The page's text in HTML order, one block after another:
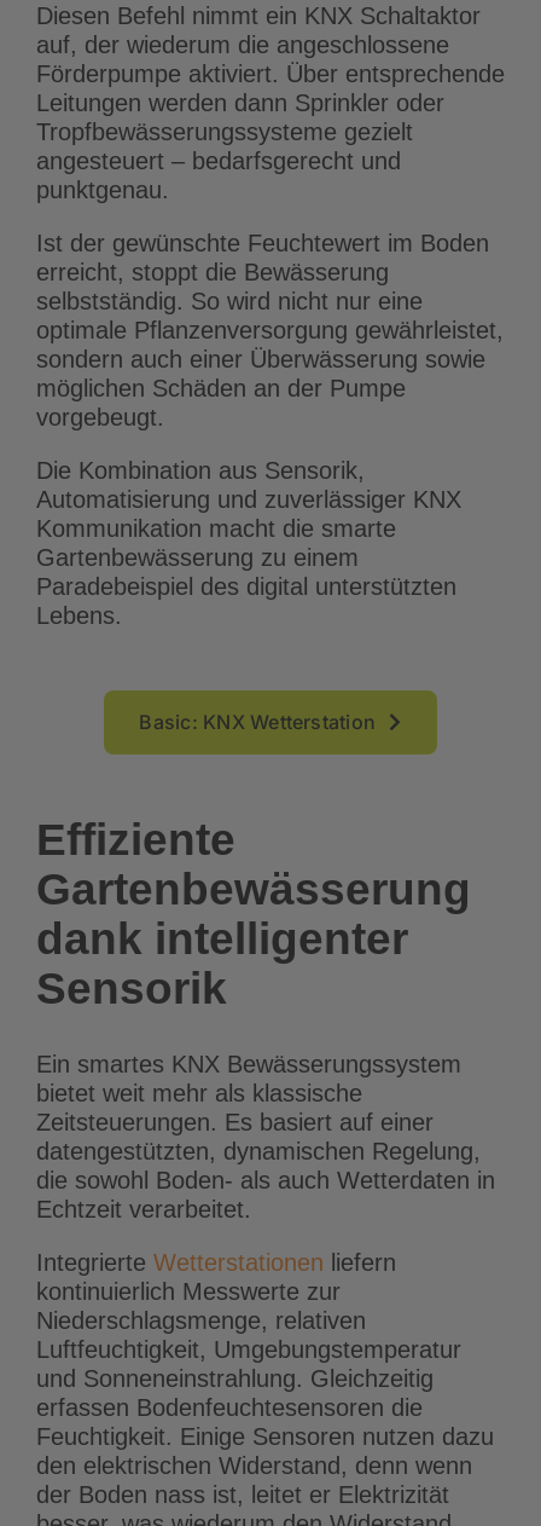
Diesen Befehl nimmt ein KNX Schaltaktor
auf, der wiederum die angeschlossene
Förderpumpe aktiviert. Über entsprechende
Leitungen werden dann Sprinkler oder
Tropfbewässerungssysteme gezielt
angesteuert – bedarfsgerecht und
punktgenau.
Ist der gewünschte Feuchtewert im Boden
erreicht, stoppt die Bewässerung
selbstständig. So wird nicht nur eine
optimale Pflanzenversorgung gewährleistet,
sondern auch einer Überwässerung sowie
möglichen Schäden an der Pumpe
vorgebeugt.
Die Kombination aus Sensorik,
Automatisierung und zuverlässiger KNX
Kommunikation macht die smarte
Gartenbewässerung zu einem
Paradebeispiel des digital unterstützten
Lebens.
Basic: KNX Wetterstation
Effiziente
Gartenbewässerung
dank intelligenter
Sensorik
Ein smartes KNX Bewässerungssystem
bietet weit mehr als klassische
Zeitsteuerungen. Es basiert auf einer
datengestützten, dynamischen Regelung,
die sowohl Boden- als auch Wetterdaten in
Echtzeit verarbeitet.
Integrierte Wetterstationen liefern
kontinuierlich Messwerte zur
Niederschlagsmenge, relativen
Luftfeuchtigkeit, Umgebungstemperatur
und Sonneneinstrahlung. Gleichzeitig
erfassen Bodenfeuchtesensoren die
Feuchtigkeit. Einige Sensoren nutzen dazu
den elektrischen Widerstand, denn wenn
der Boden nass ist, leitet er Elektrizität